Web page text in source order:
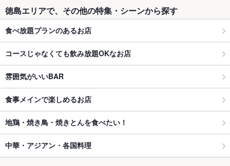
徳島エリアで、その他の特集・シーンから探す
食べ放題プランのあるお店
コースじゃなくても飲み放題OKなお店
雰囲気がいいBAR
食事メインで楽しめるお店
地鶏・焼き鳥・焼きとんを食べたい！
中華・アジアン・各国料理